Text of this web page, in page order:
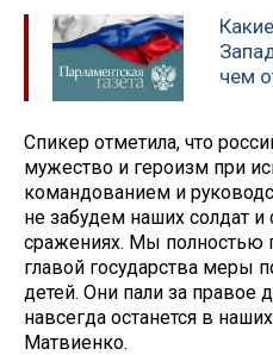
чем
Спикер отметила, что
мужество и героизм при
командованием и
не забудем наших солдат
сражениях. Мы
главой государства меры
детей. Они пали за правое
навсегда останется в
Матвиенко.